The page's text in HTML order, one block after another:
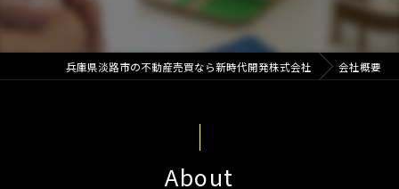
兵庫県淡路市の不動産売買なら新時代開発株式会社 会社概要
About